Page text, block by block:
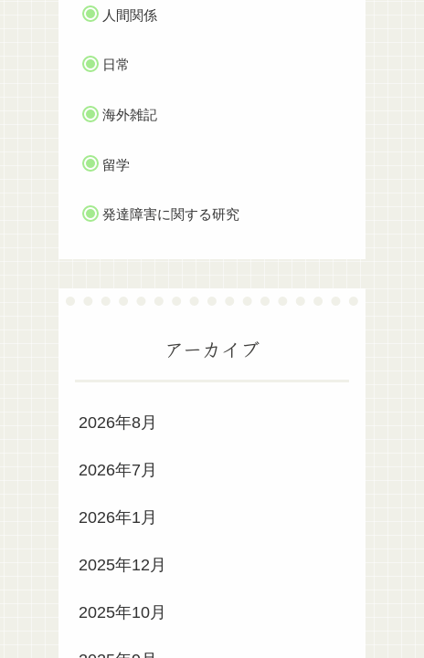
人間関係
日常
海外雑記
留学
発達障害に関する研究
アーカイブ
2026年8月
2026年7月
2026年1月
2025年12月
2025年10月